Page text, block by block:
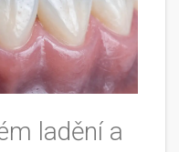
ladění a